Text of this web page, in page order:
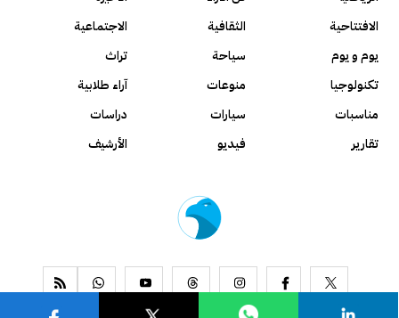
الافتتاحية
الثقافية
الاجتماعية
يوم و يوم
سياحة
تراث
تكنولوجيا
منوعات
آراء طلابية
مناسبات
سيارات
دراسات
تقارير
فيديو الأرشيف